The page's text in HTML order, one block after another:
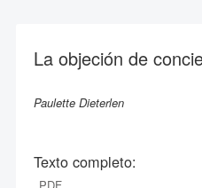
La objeción de
Paulette Dieterlen
Texto completo: